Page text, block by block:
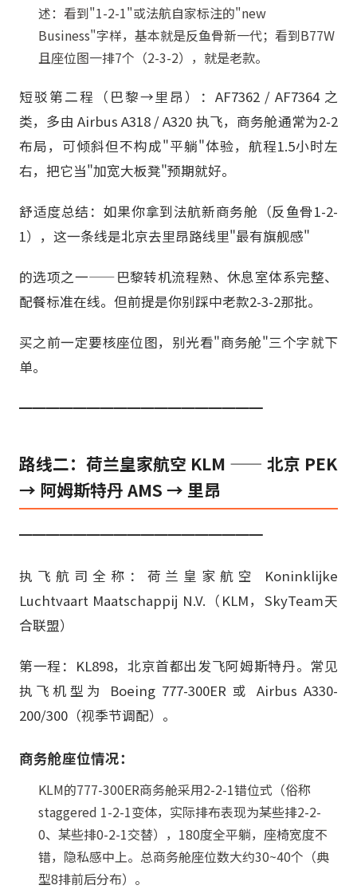
述：看到"1-2-1"或法航自家标注的"new
Business"字样，基本就是反鱼骨新一代；看到B77W
且座位图一排7个（2-3-2），就是老款。
短驳第二程（巴黎→里昂）：AF7362 / AF7364 之
类，多由 Airbus A318 / A320 执飞，商务舱通常为2-2
布局，可倾斜但不构成"平躺"体验，航程1.5小时左
右，把它当"加宽大板凳"预期就好。
舒适度总结：如果你拿到法航新商务舱（反鱼骨1-2-
1），这一条线是北京去里昂路线里"最有旗舰感"
的选项之一——巴黎转机流程熟、休息室体系完整、
配餐标准在线。但前提是你别踩中老款2-3-2那批。
买之前一定要核座位图，别光看"商务舱"三个字就下
单。
━━━━━━━━━━━━━━━━━━
路线二：荷兰皇家航空 KLM —— 北京 PEK
→ 阿姆斯特丹 AMS → 里昂
━━━━━━━━━━━━━━━━━━
执飞航司全称：荷兰皇家航空 Koninklijke
Luchtvaart Maatschappij N.V.（KLM，SkyTeam天
合联盟）
第一程：KL898，北京首都出发飞阿姆斯特丹。常见
执飞机型为 Boeing 777-300ER 或 Airbus A330-
200/300（视季节调配）。
商务舱座位情况：
KLM的777-300ER商务舱采用2-2-1错位式（俗称
staggered 1-2-1变体，实际排布表现为某些排2-2-
0、某些排0-2-1交替），180度全平躺，座椅宽度不
错，隐私感中上。总商务舱座位数大约30~40个（典
型8排前后分布）。